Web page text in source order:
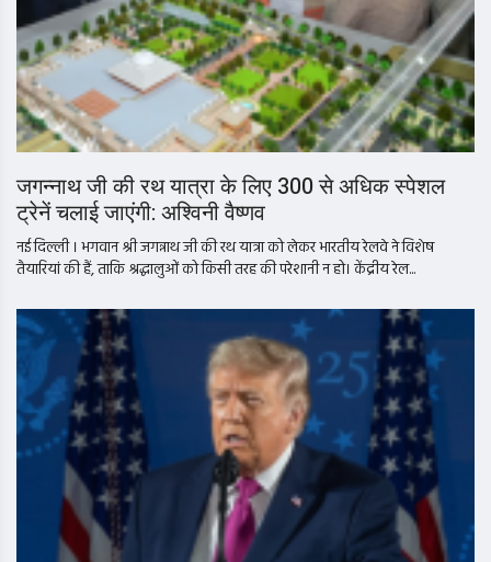
जगन्नाथ जी की रथ यात्रा के लिए 300 से अधिक स्पेशल
ट्रेनें चलाई जाएंगी: अश्विनी वैष्णव
नई दिल्ली । भगवान श्री जगन्नाथ जी की रथ यात्रा को लेकर भारतीय रेलवे ने विशेष
तैयारियां की हैं, ताकि श्रद्धालुओं को किसी तरह की परेशानी न हो। केंद्रीय रेल...